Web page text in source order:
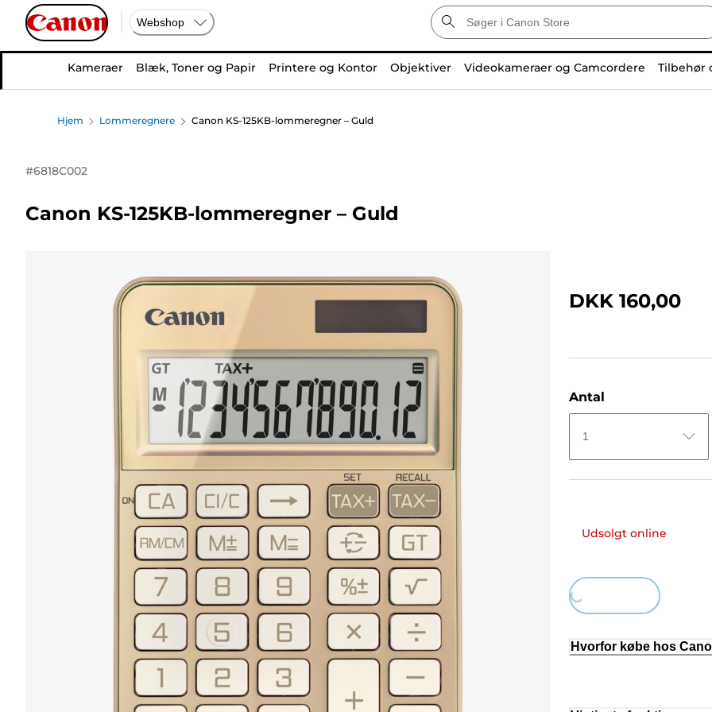
Webshop
Kameraer Blæk, Toner og Papir Printere og Kontor Objektiver Videokameraer og Camcordere Tilbehør
Hjem Lommeregnere Canon KS-125KB-lommeregner – Guld
#6818C002
Canon KS-125KB-lommeregner – Guld
DKK 160,00
Antal
1
Udsolgt online
Loading...
Hvorfor købe hos